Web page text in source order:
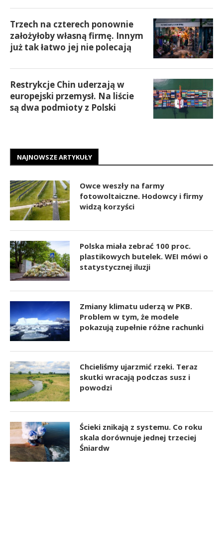
Trzech na czterech ponownie
założyłoby własną firmę. Innym
już tak łatwo jej nie polecają
Restrykcje Chin uderzają w
europejski przemysł. Na liście
są dwa podmioty z Polski
NAJNOWSZE ARTYKUŁY
Owce weszły na farmy
fotowoltaiczne. Hodowcy i firmy
widzą korzyści
Polska miała zebrać 100 proc.
plastikowych butelek. WEI mówi o
statystycznej iluzji
Zmiany klimatu uderzą w PKB.
Problem w tym, że modele
pokazują zupełnie różne rachunki
Chcieliśmy ujarzmić rzeki. Teraz
skutki wracają podczas susz i
powodzi
Ścieki znikają z systemu. Co roku
skala dorównuje jednej trzeciej
Śniardw